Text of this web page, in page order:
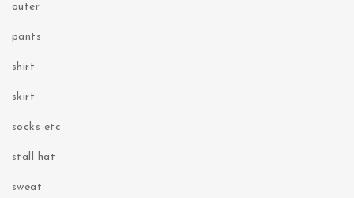
outer
pants
shirt
skirt
socks etc
stall hat
sweat